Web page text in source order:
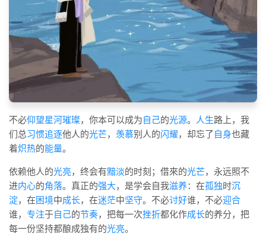
不必仰望星河璀璨，你本可以成为自己的光源。 人生路上，我
们总习惯追逐他人的光芒， 羡慕别人的闪耀，却忘了 自身也藏
着炽热的能量。
依赖他人的光亮，终会有黯淡的时刻；借來的光芒，永远照不
进内心的角落。真正的强大，是学会自我滋养：在孤独时沉
淀，在困境中成长，在迷茫中坚守。不必讨好谁，不必迎合
谁， 专注于自己的节奏，把每一次挫折都化作成长的养分，把
每一份坚持都酿成独有的光亮。